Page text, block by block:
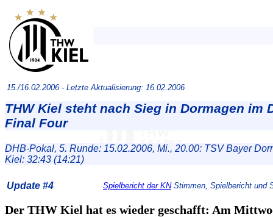
15./16.02.2006 - Letzte Aktualisierung: 16.02.2006
THW Kiel steht nach Sieg in Dormagen im
Final Four
DHB-Pokal, 5. Runde: 15.02.2006, Mi., 20.00: TSV Bayer
Kiel: 32:43 (14:21)
Update #4 Spielbericht der KNStimmen, Spielbericht und
Der THW Kiel hat es wieder geschafft: Am